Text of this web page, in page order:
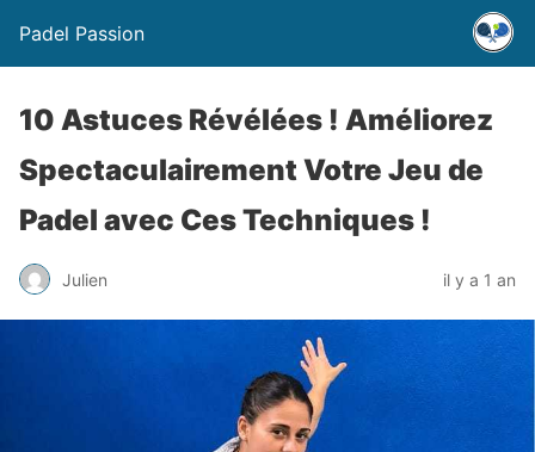
Padel Passion
10 Astuces Révélées ! Améliorez
Spectaculairement Votre Jeu de
Padel avec Ces Techniques !
Julien il y a 1 an